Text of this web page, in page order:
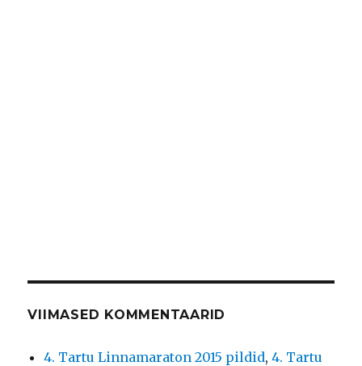
VIIMASED KOMMENTAARID
4. Tartu Linnamaraton 2015 pildid,4. Tartu